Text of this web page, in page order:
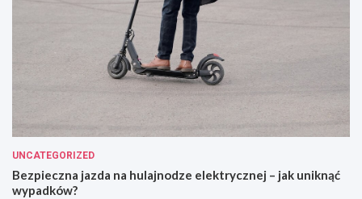
UNCATEGORIZED
Bezpieczna jazda na hulajnodze elektrycznej – jak uniknąć
wypadków?